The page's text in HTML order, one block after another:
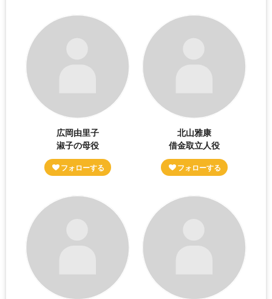
広岡由里子
淑子の母役
北山雅康
借金取立人役